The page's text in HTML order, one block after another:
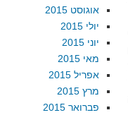
אוגוסט 2015
יולי 2015
יוני 2015
מאי 2015
אפריל 2015
מרץ 2015
פברואר 2015